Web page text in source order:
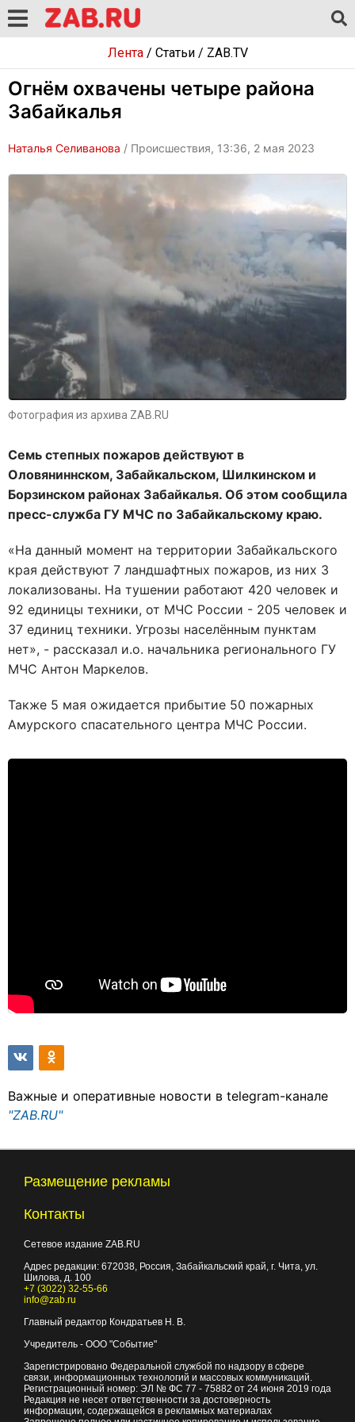
Лента/ Статьи/ ZAB.TV
Огнём охвачены четыре района
Забайкалья
Наталья Селиванова / Происшествия, 13:36, 2 мая 2023
Фотография из архива ZAB.RU
Семь степных пожаров действуют в
Оловяниннском, Забайкальском, Шилкинском и
Борзинском районах Забайкалья. Об этом сообщила
пресс-служба ГУ МЧС по Забайкальскому краю.
«На данный момент на территории Забайкальского
края действуют 7 ландшафтных пожаров, из них 3
локализованы. На тушении работают 420 человек и
92 единицы техники, от МЧС России - 205 человек и
37 единиц техники. Угрозы населённым пунктам
нет», - рассказал и.о. начальника регионального ГУ
МЧС Антон Маркелов.
Также 5 мая ожидается прибытие 50 пожарных
Амурского спасательного центра МЧС России.
Важные и оперативные новости в telegram-канале
"ZAB.RU"
Размещение рекламы
Контакты
Сетевое издание ZAB.RU
Адрес редакции: 672038 , Россия, Забайкальский край, г. Чита ул.
Шилова, д. 100
+7 (3022) 32-55-66
info@zab.ru
Главный редактор Кондратьев Н. В.
Учредитель - ООО "Событие"
Зарегистрировано Федеральной службой по надзору в сфере
связи, информационных технологий и массовых коммуникаций.
Регистрационный номер: ЭЛ № ФС 77 - 75882 от 24 июня 2019 года
Редакция не несет ответственности за достоверность
информации, содержащейся в рекламных материалах